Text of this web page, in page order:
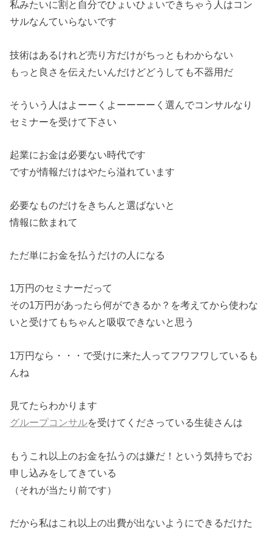
私みたいに割と自分でひょいひょいできちゃう人はコン
サルなんていらないです
技術はあるけれど売り方だけがちっともわからない
もっと良さを伝えたいんだけどどうしても不器用だ
そういう人はよーーくよーーーーく選んでコンサルなり
セミナーを受けて下さい
起業にお金は必要ない時代です
ですが情報だけはやたら溢れています
必要なものだけをきちんと選ばないと
情報に飲まれて
ただ単にお金を払うだけの人になる
1万円のセミナーだって
その1万円があったら何ができるか？を考えてから使わな
いと受けてもちゃんと吸収できないと思う
1万円なら・・・で受けに来た人ってフワフワしているも
んね
見てたらわかります
グループコンサルを受けてくださっている生徒さんは
もうこれ以上のお金を払うのは嫌だ！という気持ちでお
申し込みをしてきている
（それが当たり前です）
だから私はこれ以上の出費が出ないようにできるだけた